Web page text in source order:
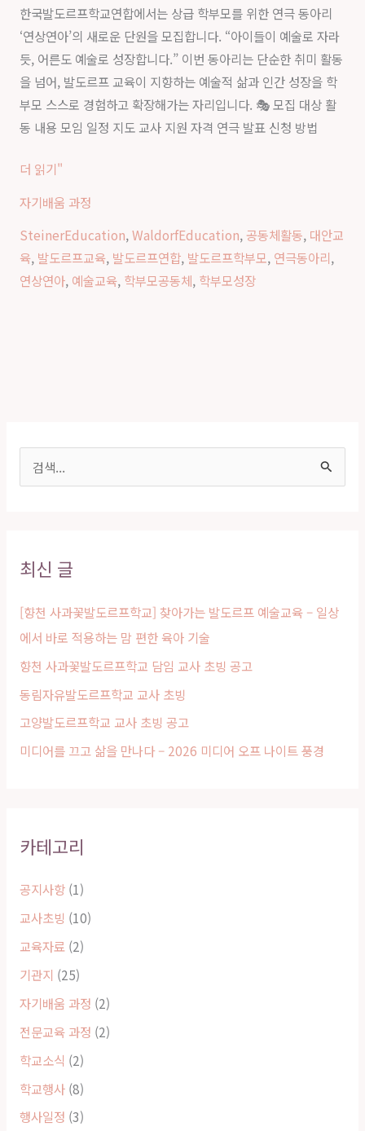
의
본
질
한국발도르프학교연합에서는 상급 학부모를 위한 연극 동아리
‘연상연아’의 새로운 단원을 모집합니다. “아이들이 예술로 자라
듯, 어른도 예술로 성장합니다.” 이번 동아리는 단순한 취미 활동
을 넘어, 발도르프 교육이 지향하는 예술적 삶과 인간 성장을 학
부모 스스로 경험하고 확장해가는 자리입니다. 🎭 모집 대상 활
동 내용 모임 일정 지도 교사 지원 자격 연극 발표 신청 방법
극
동
아
리
‘연
상
단
원
모
집
더 읽기"
자기배움 과정
SteinerEducation,WaldorfEducation,공동체활동, 대안교
육, 발도르프교육, 발도르프연합, 발도르프학부모, 연극동아리,
연상연아, 예술교육, 학부모공동체, 학부모성장
최신 글
[향천 사과꽃발도르프학교] 찾아가는 발도르프 예술교육 – 일상
에서 바로 적용하는 맘 편한 육아 기술
향천 사과꽃발도르프학교 담임 교사 초빙 공고
동림자유발도르프학교 교사 초빙
고양발도르프학교 교사 초빙 공고
미디어를 끄고 삶을 만나다 – 2026 미디어 오프 나이트 풍경
카테고리
공지사항(1)
교사초빙 (10)
교육자료(2)
기관지 (25)
자기배움 과정 (2)
전문교육 과정 (2)
학교소식 (2)
학교행사(8)
행사일정 (3)